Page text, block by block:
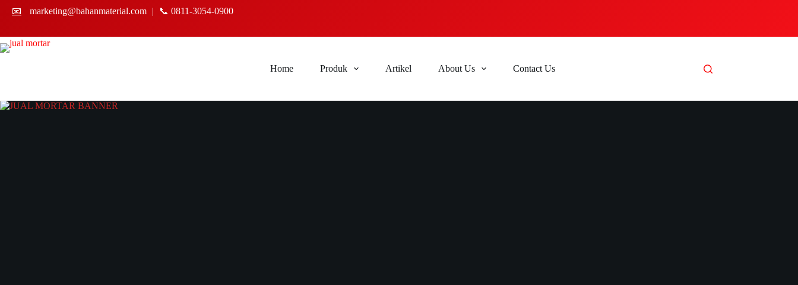
📧 marketing@bahanmaterial.com | 📞 0811-3054-0900
Home Produk Artikel About Us Contact Us